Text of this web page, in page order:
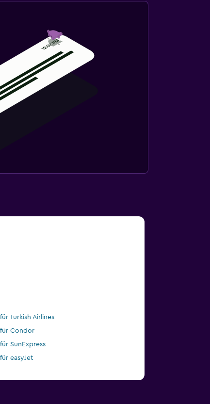
Turkish Airlines
für Condor
SunExpress
easyJet